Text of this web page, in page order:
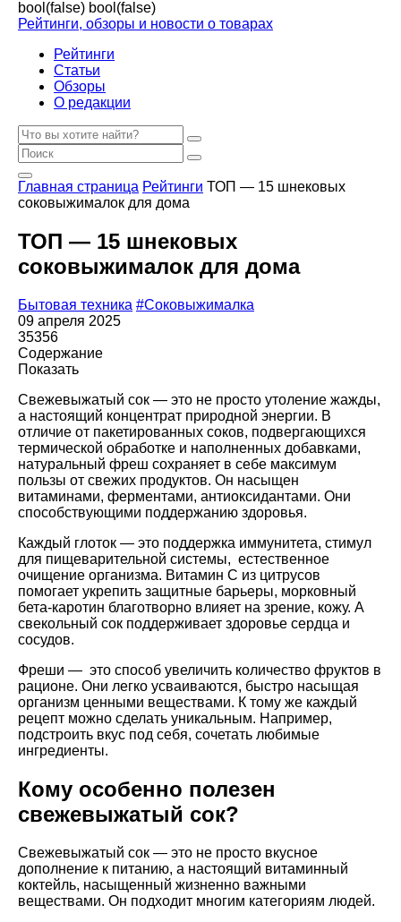
bool(false) bool(false)
Рейтинги, обзоры и новости о товарах
Рейтинги
Статьи
Обзоры
О редакции
Главная страница Рейтинги ТОП — 15 шнековых
соковыжималок для дома
ТОП — 15 шнековых
соковыжималок для дома
Бытовая техника #Соковыжималка
09 апреля 2025
35356
Содержание
Показать
Свежевыжатый сок — это не просто утоление жажды,
а настоящий концентрат природной энергии. В
отличие от пакетированных соков, подвергающихся
термической обработке и наполненных добавками,
натуральный фреш сохраняет в себе максимум
пользы от свежих продуктов. Он насыщен
витаминами, ферментами, антиоксидантами. Они
способствующими поддержанию здоровья.
Каждый глоток — это поддержка иммунитета, стимул
для пищеварительной системы, естественное
очищение организма. Витамин С из цитрусов
помогает укрепить защитные барьеры, морковный
бета-каротин благотворно влияет на зрение, кожу. А
свекольный сок поддерживает здоровье сердца и
сосудов.
Фреши — это способ увеличить количество фруктов в
рационе. Они легко усваиваются, быстро насыщая
организм ценными веществами. К тому же каждый
рецепт можно сделать уникальным. Например,
подстроить вкус под себя, сочетать любимые
ингредиенты.
Кому особенно полезен
свежевыжатый сок?
Свежевыжатый сок — это не просто вкусное
дополнение к питанию, а настоящий витаминный
коктейль, насыщенный жизненно важными
веществами. Он подходит многим категориям людей.